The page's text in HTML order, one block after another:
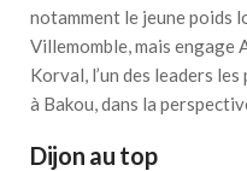
notamment le jeune poids
Villemomble, mais engage
Korval, l’un des leaders les
à Bakou, dans la
Dijon au top